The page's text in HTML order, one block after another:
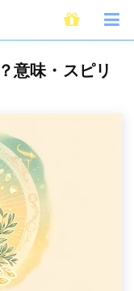
ルデンフローライトとは？
意味・スピリ